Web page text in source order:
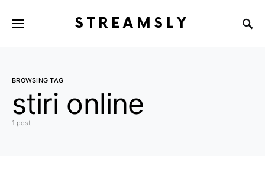
STREAMSLY
BROWSING TAG
stiri online
1 post